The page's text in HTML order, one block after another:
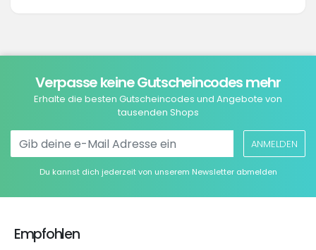
Verpasse keine Gutscheincodes mehr
Erhalte die besten Gutscheincodes und Angebote von
tausenden Shops
ANMELDEN
Du kannst dich jederzeit von unserem Newsletter abmelden
Empfohlen